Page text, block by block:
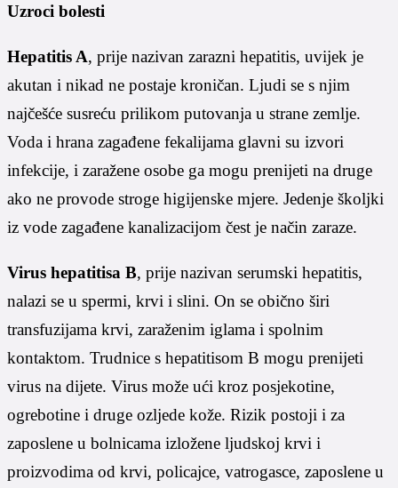
Uzroci bolesti
Hepatitis A, prije nazivan zarazni hepatitis, uvijek je
akutan i nikad ne postaje kroničan. Ljudi se s njim
najčešće susreću prilikom putovanja u strane zemlje.
Voda i hrana zagađene fekalijama glavni su izvori
infekcije, i zaražene osobe ga mogu prenijeti na druge
ako ne provode stroge higijenske mjere. Jedenje školjki
iz vode zagađene kanalizacijom čest je način zaraze.
Virus hepatitisa B, prije nazivan serumski hepatitis,
nalazi se u spermi, krvi i slini. On se obično širi
transfuzijama krvi, zaraženim iglama i spolnim
kontaktom. Trudnice s hepatitisom B mogu prenijeti
virus na dijete. Virus može ući kroz posjekotine,
ogrebotine i druge ozljede kože. Rizik postoji i za
zaposlene u bolnicama izložene ljudskoj krvi i
proizvodima od krvi, policajce, vatrogasce, zaposlene u